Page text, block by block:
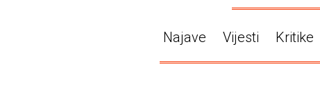
Najave Vijesti Kritike